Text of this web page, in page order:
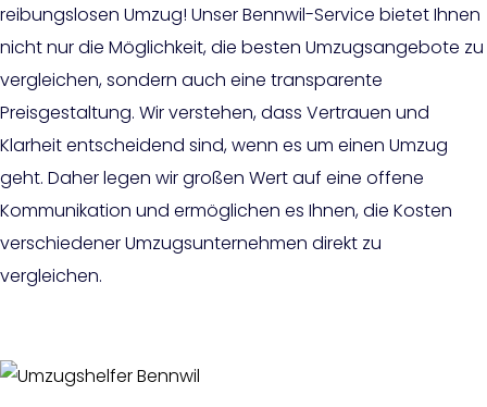
reibungslosen Umzug! Unser Bennwil-Service bietet Ihnen
nicht nur die Möglichkeit, die besten Umzugsangebote zu
vergleichen, sondern auch eine transparente
Preisgestaltung. Wir verstehen, dass Vertrauen und
Klarheit entscheidend sind, wenn es um einen Umzug
geht. Daher legen wir großen Wert auf eine offene
Kommunikation und ermöglichen es Ihnen, die Kosten
verschiedener Umzugsunternehmen direkt zu
vergleichen.